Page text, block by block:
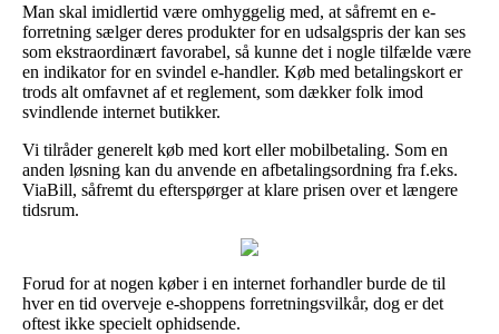
Man skal imidlertid være omhyggelig med, at såfremt en e-
forretning sælger deres produkter for en udsalgspris der kan ses
som ekstraordinært favorabel, så kunne det i nogle tilfælde være
en indikator for en svindel e-handler. Køb med betalingskort er
trods alt omfavnet af et reglement, som dækker folk imod
svindlende internet butikker.
Vi tilråder generelt køb med kort eller mobilbetaling. Som en
anden løsning kan du anvende en afbetalingsordning fra f.eks.
ViaBill, såfremt du efterspørger at klare prisen over et længere
tidsrum.
Forud for at nogen køber i en internet forhandler burde de til
hver en tid overveje e-shoppens forretningsvilkår, dog er det
oftest ikke specielt ophidsende.